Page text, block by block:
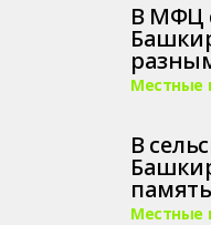
В МФЦ
Местные
В
Местные